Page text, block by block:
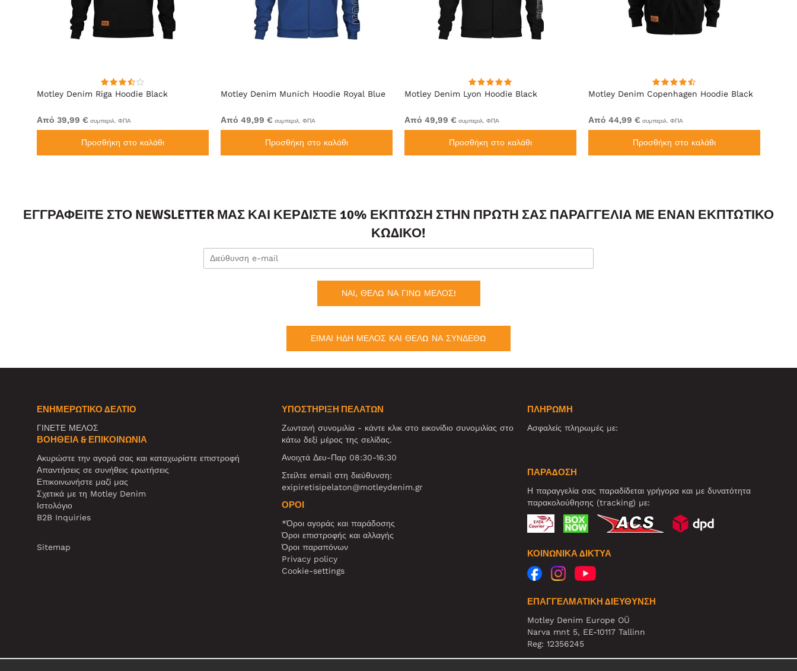
Motley Denim Riga Hoodie Black
Από 39,99 € συμπεριλ. ΦΠΑ
Προσθήκη στο καλάθι
Motley Denim Munich Hoodie Royal Blue
Από 49,99 € συμπεριλ. ΦΠΑ
Προσθήκη στο καλάθι
Motley Denim Lyon Hoodie Black
Από 49,99 € συμπεριλ. ΦΠΑ
Προσθήκη στο καλάθι
Motley Denim Copenhagen Hoodie Black
Από 44,99 € συμπεριλ. ΦΠΑ
Προσθήκη στο καλάθι
ΕΓΓΡΑΦΕΊΤΕ ΣΤΟ NEWSLETTER ΜΑΣ ΚΑΙ ΚΕΡΔΊΣΤΕ 10% ΈΚΠΤΩΣΗ ΣΤΗΝ ΠΡΏΤΗ ΣΑΣ ΠΑΡΑΓΓΕΛΊΑ ΜΕ ΈΝΑΝ ΕΚΠΤΩΤΙΚΌ
ΚΩΔΙΚΌ!
ΝΑΙ, ΘΕΛΩ ΝΑ ΓΙΝΩ ΜΕΛΟΣ!
ΕΙΜΑΙ ΗΔΗ ΜΕΛΟΣ ΚΑΙ ΘΕΛΩ ΝΑ ΣΥΝΔΕΘΩ
ΕΝΗΜΕΡΩΤΙΚΌ ΔΕΛΤΊΟ
ΓΙΝΕΤΕ ΜΕΛΟΣ
ΒΟΉΘΕΙΑ & ΕΠΙΚΟΙΝΩΝΊΑ
Ακυρώστε την αγορά σας και καταχωρίστε επιστροφή
Απαντήσεις σε συνήθεις ερωτήσεις
Επικοινωνήστε μαζί μας
Σχετικά με τη Motley Denim
Ιστολόγιο
B2B Inquiries
Sitemap
ΥΠΟΣΤΗΡΙΞΗ ΠΕΛΑΤΩΝ
Ζωντανή συνομιλία - κάντε κλικ στο εικονίδιο συνομιλίας στο
κάτω δεξί μέρος της σελίδας.
Ανοιχτά Δευ-Παρ 08:30-16:30
Στείλτε email στη διεύθυνση:
exipiretisipelaton@motleydenim.gr
ΌΡΟΙ
*Όροι αγοράς και παράδοσης
Όροι επιστροφής και αλλαγής
Όροι παραπόνων
Privacy policy
Cookie-settings
ΠΛΗΡΩΜΗ
Ασφαλείς πληρωμές με:
ΠΑΡΑΔΟΣΗ
Η παραγγελία σας παραδίδεται γρήγορα και με δυνατότητα
παρακολούθησης (tracking) με:
ΚΟΙΝΩΝΙΚΆ ΔΊΚΤΥΑ
ΕΠΑΓΓΕΛΜΑΤΙΚΗ ΔΙΕΥΘΥΝΣΗ
Motley Denim Europe OÜ
Narva mnt 5, EE-10117 Tallinn
Reg: 12356245
ΣΗΜΕΙΩΣΗ! Μη στέλνετε επιστρεφόμενα προϊόντα σε αυτήν